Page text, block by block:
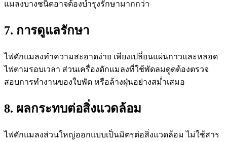
แมลงบางชนิดอาจต้องบำรุงรักษามากกว่า
7. การดูแลรักษา
ไฟดักแมลงทำความสะอาดง่าย เพียงเปลี่ยนแผ่นกาวและหลอด
ไฟตามรอบเวลา ส่วนเครื่องดักแมลงที่ใช้พัดลมดูดต้องตรวจ
สอบการทำงานของใบพัด หรือล้างฝุ่นอย่างสม่ำเสมอ
8. ผลกระทบต่อสิ่งแวดล้อม
ไฟดักแมลงส่วนใหญ่ออกแบบเป็นมิตรต่อสิ่งแวดล้อม ไม่ใช้สาร